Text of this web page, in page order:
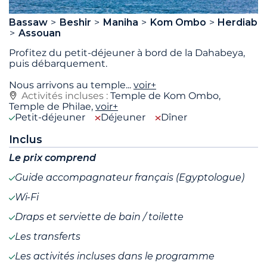
Bassaw Beshir Maniha Kom Ombo
Herdiab
Assouan
Profitez du petit-déjeuner à bord de la Dahabeya,
puis débarquement.
Nous arrivons au temple... voir+
Activités incluses : Temple de Kom Ombo,
Temple de Philae, voir+
Petit-déjeuner
Déjeuner Dîner
Inclus
Le prix comprend
Guide accompagnateur français (Egyptologue)
Wi-Fi
Draps et serviette de bain / toilette
Les transferts
Les activités incluses dans le programme